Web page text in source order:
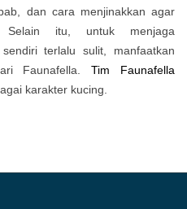
dan cara menjinakkan agar
Selain itu, untuk menjaga
terlalu sulit, manfaatkan
Faunafella.Tim Faunafella
karakter kucing.